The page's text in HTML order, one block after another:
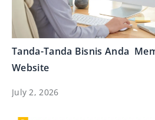
Tanda-Tanda Bisnis Anda
Website
July 2, 2026